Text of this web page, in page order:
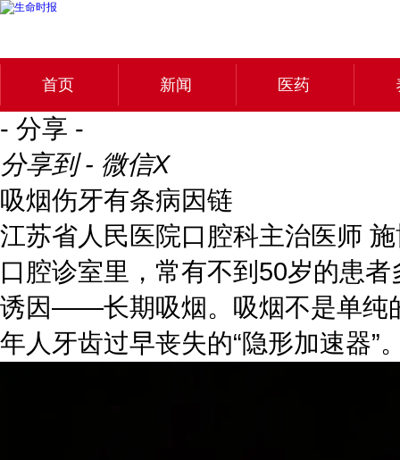
首页 新闻 医药
- 分享 -
分享到 - 微信X
吸烟伤牙有条病因链
江苏省人民医院口腔科主治医师
口腔诊室里，常有不到50岁的患
诱因——长期吸烟。吸烟不是单纯
年人牙齿过早丧失的“隐形加速器”